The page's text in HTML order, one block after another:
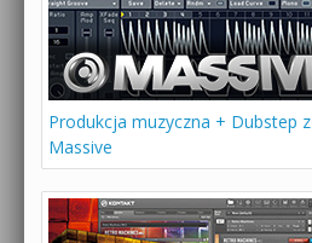
Produkcja muzyczna + Dubstep z
Massive